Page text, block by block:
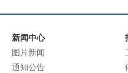
新闻中心
图片新闻
通知公告